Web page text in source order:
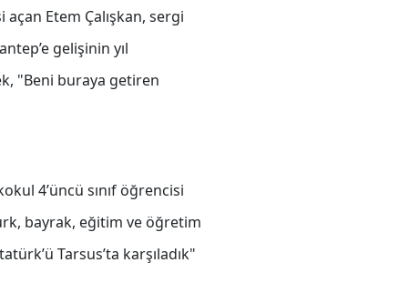
Etem Çalışkan, sergi
gelişinin yıl
"Beni buraya getiren
4’üncü sınıf öğrencisi
bayrak, eğitim ve öğretim
Tarsus’ta karşıladık"